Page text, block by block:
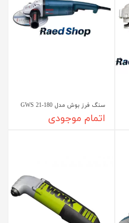
سنگ فرز بوش مدل GWS 21-180
اتمام موجودی